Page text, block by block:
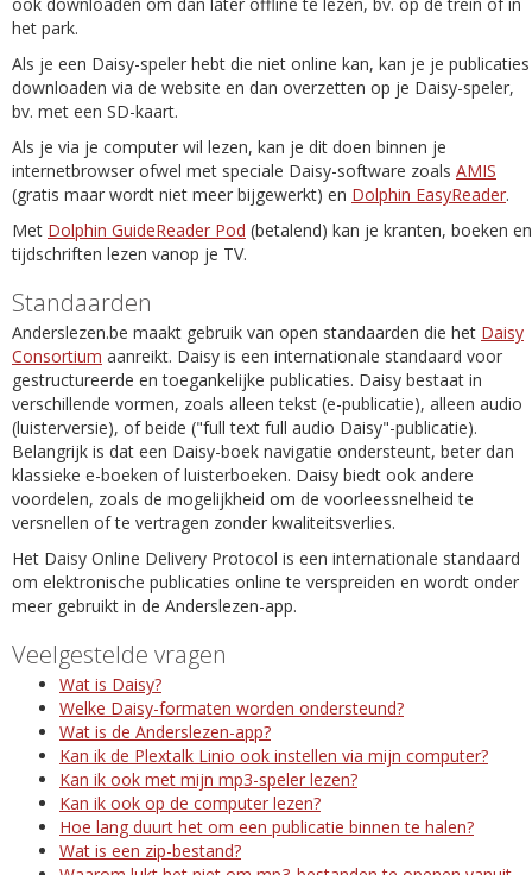
het park.
Als je een Daisy-speler hebt die niet online kan, kan je je publicaties
downloaden via de website en dan overzetten op je Daisy-speler,
bv. met een SD-kaart.
Als je via je computer wil lezen, kan je dit doen binnen je
internetbrowser ofwel met speciale Daisy-software zoals AMIS
(gratis maar wordt niet meer bijgewerkt) en Dolphin EasyReader.
Met Dolphin GuideReader Pod (betalend) kan je kranten, boeken en
tijdschriften lezen vanop je TV.
Standaarden
Anderslezen.be maakt gebruik van open standaarden die het Daisy
Consortium aanreikt. Daisy is een internationale standaard voor
gestructureerde en toegankelijke publicaties. Daisy bestaat in
verschillende vormen, zoals alleen tekst (e-publicatie), alleen audio
(luisterversie), of beide ("full text full audio Daisy"-publicatie).
Belangrijk is dat een Daisy-boek navigatie ondersteunt, beter dan
klassieke e-boeken of luisterboeken. Daisy biedt ook andere
voordelen, zoals de mogelijkheid om de voorleessnelheid te
versnellen of te vertragen zonder kwaliteitsverlies.
Het Daisy Online Delivery Protocol is een internationale standaard
om elektronische publicaties online te verspreiden en wordt onder
meer gebruikt in de Anderslezen-app.
Veelgestelde vragen
Wat is Daisy?
Welke Daisy-formaten worden ondersteund?
Wat is de Anderslezen-app?
Kan ik de Plextalk Linio ook instellen via mijn computer?
Kan ik ook met mijn mp3-speler lezen?
Kan ik ook op de computer lezen?
Hoe lang duurt het om een publicatie binnen te halen?
Wat is een zip-bestand?